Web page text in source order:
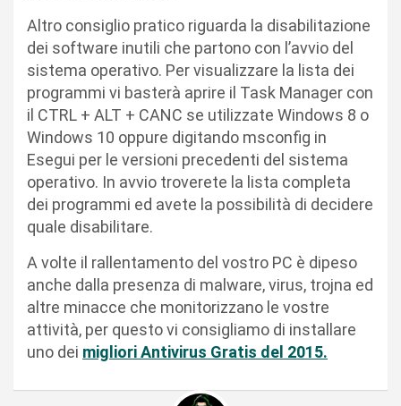
Altro consiglio pratico riguarda la disabilitazione
dei software inutili che partono con l’avvio del
sistema operativo. Per visualizzare la lista dei
programmi vi basterà aprire il Task Manager con
il CTRL + ALT + CANC se utilizzate Windows 8 o
Windows 10 oppure digitando msconfig in
Esegui per le versioni precedenti del sistema
operativo. In avvio troverete la lista completa
dei programmi ed avete la possibilità di decidere
quale disabilitare.
A volte il rallentamento del vostro PC è dipeso
anche dalla presenza di malware, virus, trojna ed
altre minacce che monitorizzano le vostre
attività, per questo vi consigliamo di installare
uno dei migliori Antivirus Gratis del 2015.